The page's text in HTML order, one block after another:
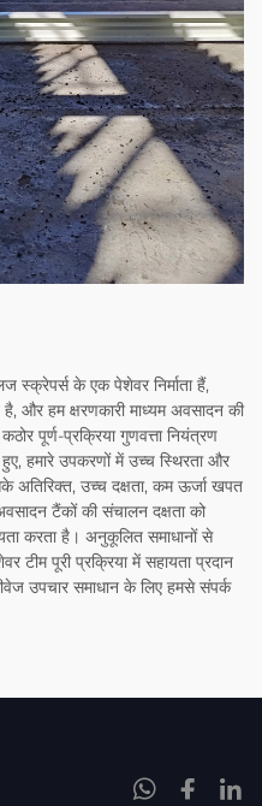
स्क्रेपर्स के एक पेशेवर निर्माता हैं,
और हम क्षरणकारी माध्यम अवसादन की
पूर्ण-प्रक्रिया गुणवत्ता नियंत्रण
हमारे उपकरणों में उच्च स्थिरता और
अतिरिक्त, उच्च दक्षता, कम ऊर्जा खपत
टैंकों की संचालन दक्षता को
करता है। अनुकूलित समाधानों से
टीम पूरी प्रक्रिया में सहायता प्रदान
उपचार समाधान के लिए हमसे संपर्क